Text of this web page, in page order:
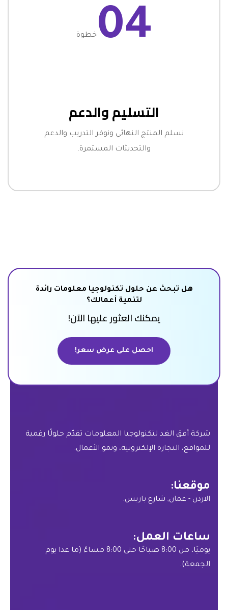
04خطوة
التسليم والدعم
نسلم المنتج النهائي ونوفر التدريب والدعم
والتحديثات المستمرة.
هل تبحث عن حلول تكنولوجيا معلومات رائدة
لتنمية أعمالك؟
يمكنك العثور عليها الآن!
احصل على عرض سعر!
شركة أفق الغد لتكنولوجيا المعلومات تقدّم حلولًا رقمية
للمواقع، التجارة الإلكترونية، ونمو الأعمال.
موقعنا:
الاردن - عمان, شارع باريس.
ساعات العمل:
يوميًا، من 8:00 صباحًا حتى 8:00 مساءً (ما عدا يوم
الجمعة).